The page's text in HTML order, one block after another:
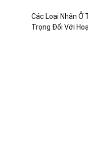
Các Loại Nhân Ở
Trọng Đối Với